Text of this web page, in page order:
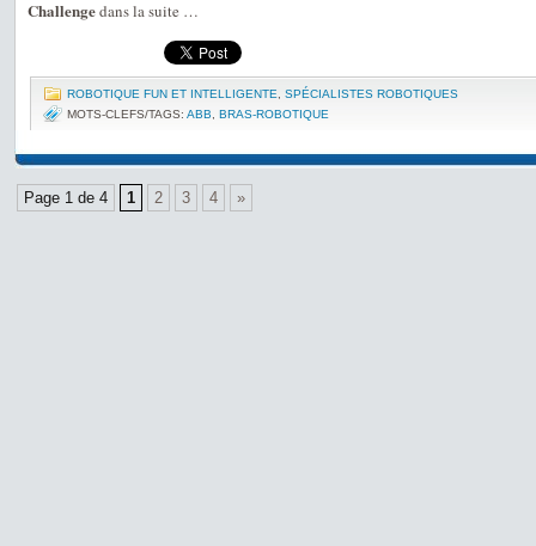
Challengedans la suite …
ROBOTIQUE FUN ET INTELLIGENTE
SPÉCIALISTES ROBOTIQUES
MOTS-CLEFS/TAGS: ABB BRAS-ROBOTIQUE
Page 1 de 4 1 2 3 4 »